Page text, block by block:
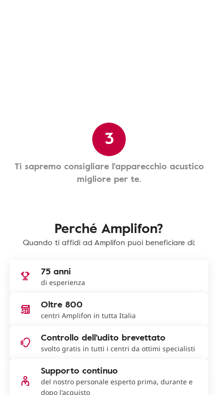
3
Ti sapremo consigliare l'apparecchio acustico
migliore per te.
Perché Amplifon?
Quando ti affidi ad Amplifon puoi beneficiare di:
75 anni
di esperienza
Oltre 800
centri Amplifon in tutta Italia
Controllo dell'udito brevettato
svolto gratis in tutti i centri da ottimi specialisti
Supporto continuo
del nostro personale esperto prima, durante e
dopo l'acquisto